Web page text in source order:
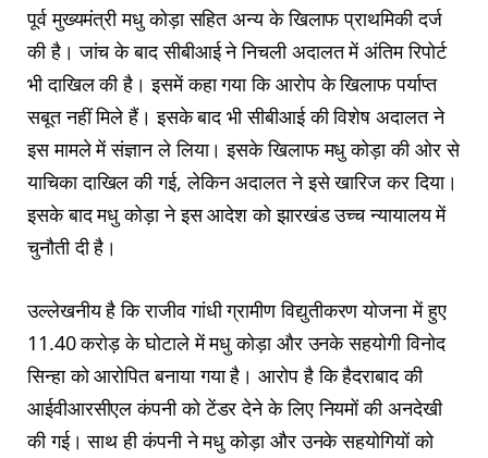
पूर्व मुख्‍यमंत्री मधु कोड़ा सहित अन्य के खिलाफ प्राथमिकी दर्ज
की है। जांच के बाद सीबीआई ने निचली अदालत में अंतिम रिपोर्ट
भी दाखिल की है। इसमें कहा गया कि आरोप के खिलाफ पर्याप्त
सबूत नहीं मिले हैं। इसके बाद भी सीबीआई की विशेष अदालत ने
इस मामले में संज्ञान ले लिया। इसके खिलाफ मधु कोड़ा की ओर से
याचिका दाखिल की गई, लेकिन अदालत ने इसे खारिज कर दिया।
इसके बाद मधु कोड़ा ने इस आदेश को झारखंड उच्च न्यायालय में
चुनौती दी है।
उल्लेखनीय है कि राजीव गांधी ग्रामीण विद्युतीकरण योजना में हुए
11.40 करोड़ के घोटाले में मधु कोड़ा और उनके सहयोगी विनोद
सिन्हा को आरोपित बनाया गया है। आरोप है कि हैदराबाद की
आईवीआरसीएल कंपनी को टेंडर देने के लिए नियमों की अनदेखी
की गई। साथ ही कंपनी ने मधु कोड़ा और उनके सहयोगियों को